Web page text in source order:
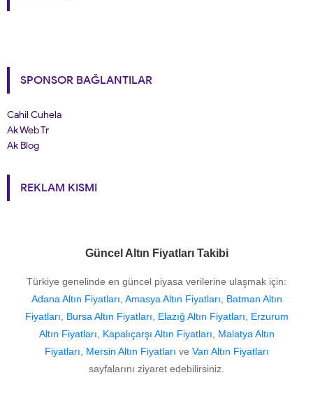
SPONSOR BAĞLANTILAR
Cahil Cuhela
Ak Web Tr
Ak Blog
REKLAM KISMI
Güncel Altın Fiyatları Takibi
Türkiye genelinde en güncel piyasa verilerine ulaşmak için:
Adana Altın Fiyatları Amasya Altın Fiyatları
Batman Altın
Fiyatları
Bursa Altın Fiyatları Elazığ Altın Fiyatları
Erzurum
Altın Fiyatları
Kapalıçarşı Altın Fiyatları
Malatya Altın
Fiyatları
Mersin Altın Fiyatları ve Van Altın Fiyatları
sayfalarını ziyaret edebilirsiniz.